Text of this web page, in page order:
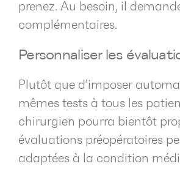
prenez. Au besoin, il
complémentaires.
Personnaliser les
Plutôt que d’imposer
mêmes tests à tous les
chirurgien pourra bientôt
évaluations préopératoires
adaptées à la condition